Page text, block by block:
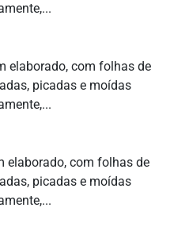
elaborado, com folhas de
picadas e moídas
elaborado, com folhas de
picadas e moídas